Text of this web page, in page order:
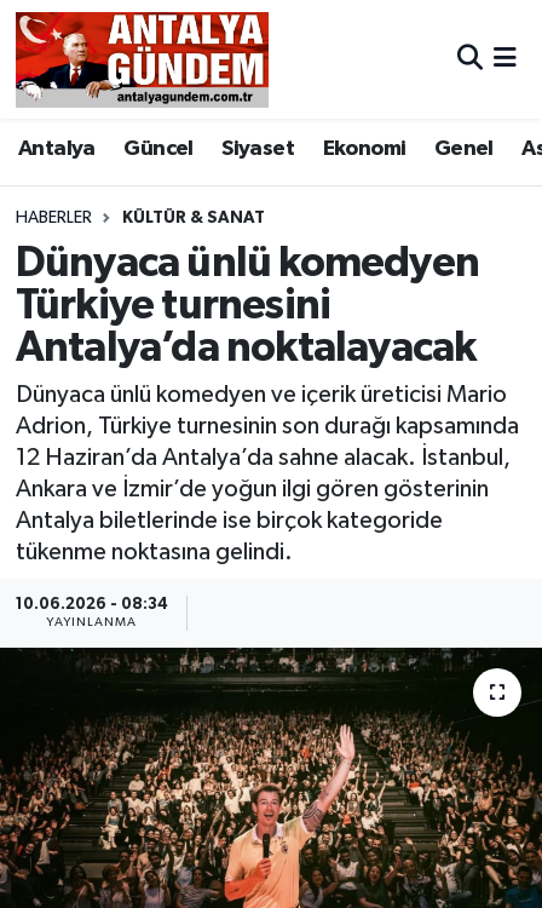
Antalya Güncel Siyaset Ekonomi Genel
HABERLER KÜLTÜR & SANAT
Dünyaca ünlü komedyen
Türkiye turnesini
Antalya’da noktalayacak
Dünyaca ünlü komedyen ve içerik üreticisi Mario
Adrion, Türkiye turnesinin son durağı kapsamında
12 Haziran’da Antalya’da sahne alacak. İstanbul,
Ankara ve İzmir’de yoğun ilgi gören gösterinin
Antalya biletlerinde ise birçok kategoride
tükenme noktasına gelindi.
10.06.2026 - 08:34
YAYINLANMA
Antalya
Asayiş
Bilim & Teknoloji
Bölge
EĞİTİM
Ekonomi
Genel
Görüntülü Haber
Kültür & Sanat
Resmi İlan
Sağlık & Yaşam
Siyaset
Antalya Nöbetçi Eczaneler
Antalya Hava Durumu
Antalya Namaz Vakitleri
Antalya Trafik Yoğunluk Haritası
Süper Lig Puan Durumu ve Fikstür
Tüm Manşetler
Son Dakika Haberleri
Haber Arşivi